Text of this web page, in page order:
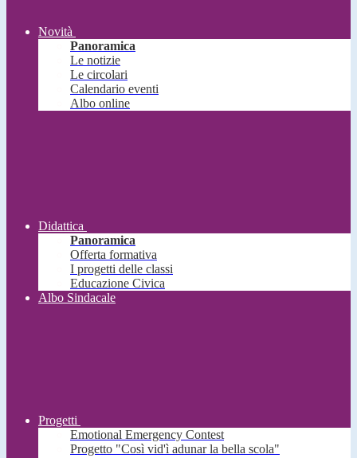
Novità
Panoramica
Le notizie
Le circolari
Calendario eventi
Albo online
Didattica
Panoramica
Offerta formativa
I progetti delle classi
Educazione Civica
Albo Sindacale
Progetti
Emotional Emergency Contest
Progetto "Così vid'ì adunar la bella scola"